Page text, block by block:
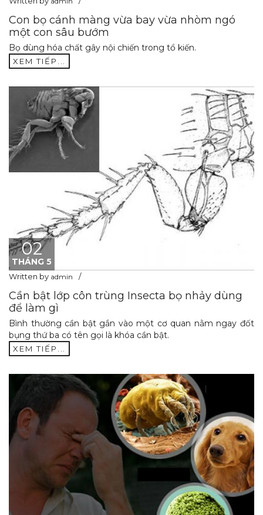
Con bọ cánh màng vừa bay vừa nhòm ngó
một con sâu bướm
Bọ dùng hóa chất gây nội chiến trong tổ kiến.
XEM TIẾP...
02
THÁNG 5
Written by admin
Cần bật lớp côn trùng Insecta bọ nhảy dùng
để làm gì
Bình thường cần bật gắn vào một cơ quan nằm ngay đốt
bụng thứ ba có tên gọi là khóa cần bật.
XEM TIẾP...